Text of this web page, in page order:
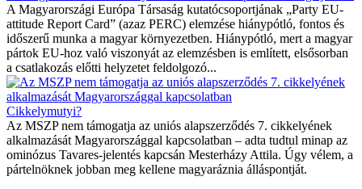
A Magyarországi Európa Társaság kutatócsoportjának „Party EU-
attitude Report Card” (azaz PERC) elemzése hiánypótló, fontos és
időszerű munka a magyar környezetben. Hiánypótló, mert a magyar
pártok EU-hoz való viszonyát az elemzésben is említett, elsősorban
a csatlakozás előtti helyzetet feldolgozó...
Cikkelymutyi?
Az MSZP nem támogatja az uniós alapszerződés 7. cikkelyének
alkalmazását Magyarországgal kapcsolatban – adta tudtul minap az
ominózus Tavares-jelentés kapcsán Mesterházy Attila. Úgy vélem, a
pártelnöknek jobban meg kellene magyaráznia álláspontját.